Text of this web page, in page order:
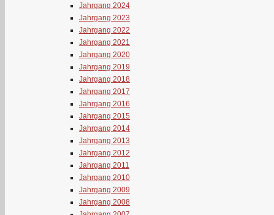
Jahrgang 2024
Jahrgang 2023
Jahrgang 2022
Jahrgang 2021
Jahrgang 2020
Jahrgang 2019
Jahrgang 2018
Jahrgang 2017
Jahrgang 2016
Jahrgang 2015
Jahrgang 2014
Jahrgang 2013
Jahrgang 2012
Jahrgang 2011
Jahrgang 2010
Jahrgang 2009
Jahrgang 2008